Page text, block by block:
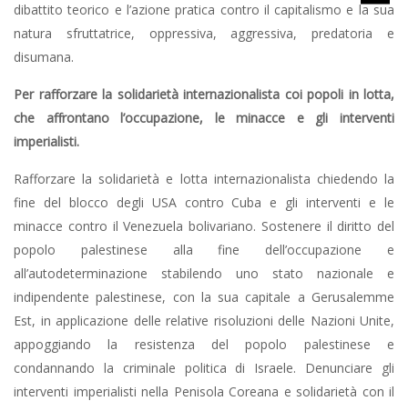
dibattito teorico e l’azione pratica contro il capitalismo e la sua
natura sfruttatrice, oppressiva, aggressiva, predatoria e
disumana.
Per rafforzare la solidarietà internazionalista coi popoli in lotta,
che affrontano l’occupazione, le minacce e gli interventi
imperialisti.
Rafforzare la solidarietà e lotta internazionalista chiedendo la
fine del blocco degli USA contro Cuba e gli interventi e le
minacce contro il Venezuela bolivariano. Sostenere il diritto del
popolo palestinese alla fine dell’occupazione e
all’autodeterminazione stabilendo uno stato nazionale e
indipendente palestinese, con la sua capitale a Gerusalemme
Est, in applicazione delle relative risoluzioni delle Nazioni Unite,
appoggiando la resistenza del popolo palestinese e
condannando la criminale politica di Israele. Denunciare gli
interventi imperialisti nella Penisola Coreana e solidarietà con il